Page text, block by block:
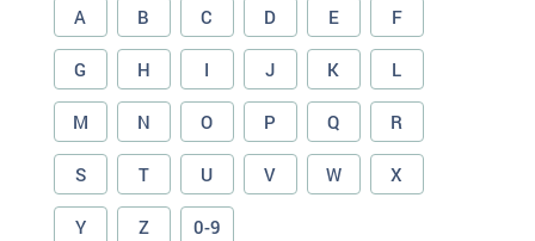
A B C D E F
G H I J K L
M N O P Q R
S T U V W X
Y Z 0-9